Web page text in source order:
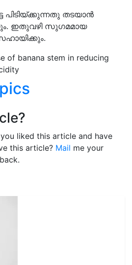
പിടിയ്ക്കുന്നതു തടയാന്‍
ഇതുവഴി സുഗമമായ
of banana stem in reducing
liked this article and have
this article? Mail me your